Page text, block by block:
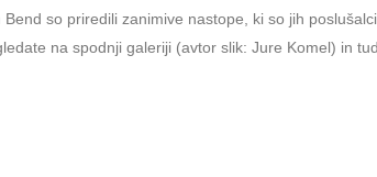
so priredili zanimive nastope, ki so jih
na spodnji galeriji (avtor slik: Jure Komel) in